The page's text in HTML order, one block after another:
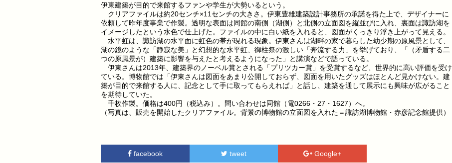
伊東建築が目的で来館するファンや学生が大勢いるという。
クリアファイルは約20センチ×11センチの大きさ。伊東豊雄建築設計事務所の承諾を得た上で、デザイナーに
依頼して昨年度事業で作製。透明な表面は同館の南側（湖側）と北側の立面図を縦並びに入れ、裏面は諏訪湖を
イメージしたという水色で仕上げた。ファイルの中に白い紙を入れると、図面がくっきり浮き上がって見える。
水平虹は、諏訪湖の水平面に虹色の帯が現れる現象。伊東さんは湖畔の家で暮らした幼少期の原風景として、
湖の鏡のような「静寂な美」と幻想的な水平虹、御柱祭の激しい「奔流する力」を挙げており、「（矛盾する二
つの原風景が）建築に影響を与えたと考えるようになった」と講演などで語っている。
伊東さんは2013年、建築界のノーベル賞とされる「プリツカー賞」を受賞するなど、世界的に高い評価を受け
ている。博物館では「伊東さんは図面をあまり公開しておらず、図面を用いたグッズはほとんど見かけない。建
築が目的で来館する人に、記念として手に取ってもらえれば」と話し、建築を通して展示にも興味が広がること
を期待していた。
千枚作製。価格は400円（税込み）。問い合わせは同館（電0266・27・1627）へ。
（写真は、販売を開始したクリアファイル。背景の博物館の立面図を入れた＝諏訪湖博物館・赤彦記念館提供）
facebook tweet Google+